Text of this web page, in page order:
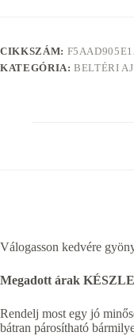
CIKKSZÁM:
KATEGÓRIA:BELTÉRI
Válogasson kedvére
Megadott árak
Rendelj most egy jó
bátran párosítható